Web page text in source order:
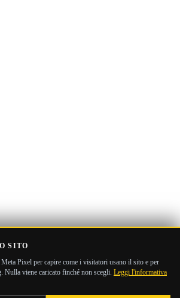
SITO
Pixel per capire come i visitatori usano il sito e per
Nulla viene caricato finché non scegli. Leggi l'informativa